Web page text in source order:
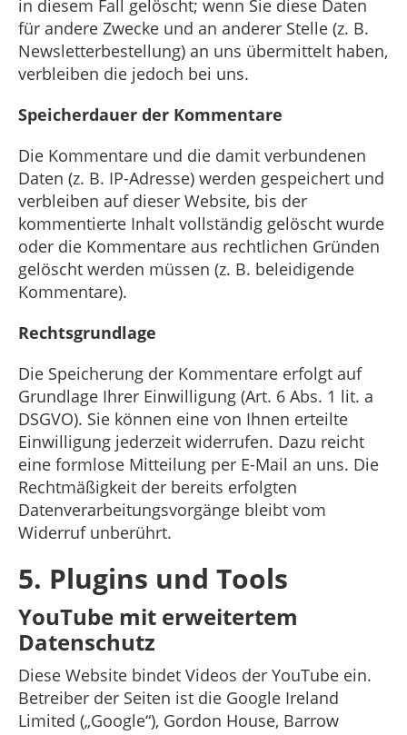
in diesem Fall gelöscht; wenn Sie diese Daten
für andere Zwecke und an anderer Stelle (z. B.
Newsletterbestellung) an uns übermittelt haben,
verbleiben die jedoch bei uns.
Speicherdauer der Kommentare
Die Kommentare und die damit verbundenen
Daten (z. B. IP-Adresse) werden gespeichert und
verbleiben auf dieser Website, bis der
kommentierte Inhalt vollständig gelöscht wurde
oder die Kommentare aus rechtlichen Gründen
gelöscht werden müssen (z. B. beleidigende
Kommentare).
Rechtsgrundlage
Die Speicherung der Kommentare erfolgt auf
Grundlage Ihrer Einwilligung (Art. 6 Abs. 1 lit. a
DSGVO). Sie können eine von Ihnen erteilte
Einwilligung jederzeit widerrufen. Dazu reicht
eine formlose Mitteilung per E-Mail an uns. Die
Rechtmäßigkeit der bereits erfolgten
Datenverarbeitungsvorgänge bleibt vom
Widerruf unberührt.
5. Plugins und Tools
YouTube mit erweitertem
Datenschutz
Diese Website bindet Videos der YouTube ein.
Betreiber der Seiten ist die Google Ireland
Limited („Google“), Gordon House, Barrow